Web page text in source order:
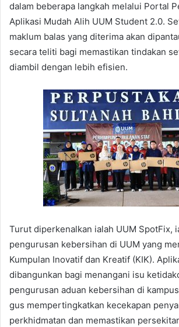
dalam beberapa langkah melalui Portal
Aplikasi Mudah Alih UUM Student 2.0.
maklum balas yang diterima akan
secara teliti bagi memastikan tindakan
diambil dengan lebih efisien.
Turut diperkenalkan ialah UUM SpotFix,
pengurusan kebersihan di UUM yang
Kumpulan Inovatif dan Kreatif (KIK).
dibangunkan bagi menangani isu
pengurusan aduan kebersihan di
gus mempertingkatkan kecekapan
perkhidmatan dan memastikan